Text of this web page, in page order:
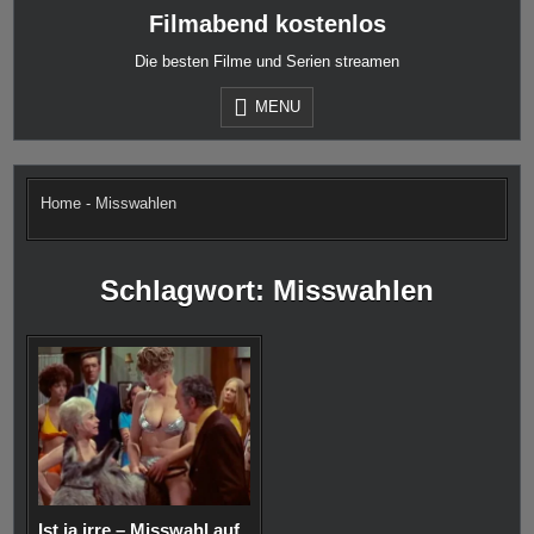
Filmabend kostenlos
Die besten Filme und Serien streamen
MENU
Home - Misswahlen
Schlagwort: Misswahlen